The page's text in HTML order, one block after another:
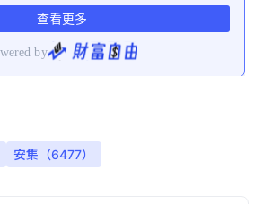
安集（6477）